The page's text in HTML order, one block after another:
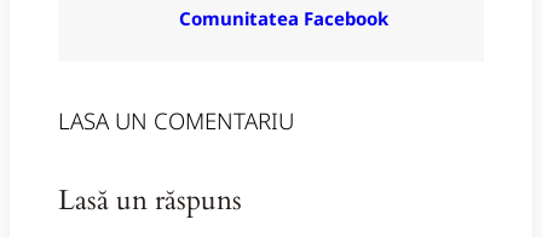
Comunitatea Facebook
LASA UN COMENTARIU
Lasă un răspuns